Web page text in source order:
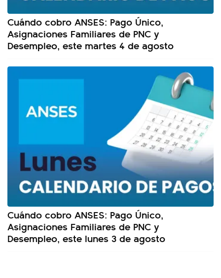
Cuándo cobro ANSES: Pago Único,
Asignaciones Familiares de PNC y
Desempleo, este martes 4 de agosto
Cuándo cobro ANSES: Pago Único,
Asignaciones Familiares de PNC y
Desempleo, este lunes 3 de agosto